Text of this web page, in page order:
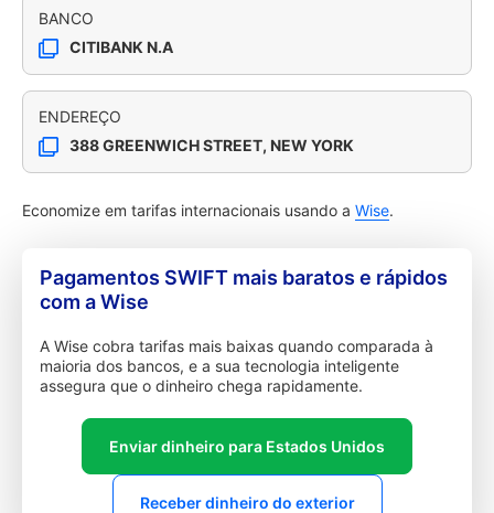
BANCO
CITIBANK N.A
ENDEREÇO
388 GREENWICH STREET, NEW YORK
Economize em tarifas internacionais usando a Wise.
Pagamentos SWIFT mais baratos e rápidos
com a Wise
A Wise cobra tarifas mais baixas quando comparada à
maioria dos bancos, e a sua tecnologia inteligente
assegura que o dinheiro chega rapidamente.
Enviar dinheiro para Estados Unidos
Receber dinheiro do exterior